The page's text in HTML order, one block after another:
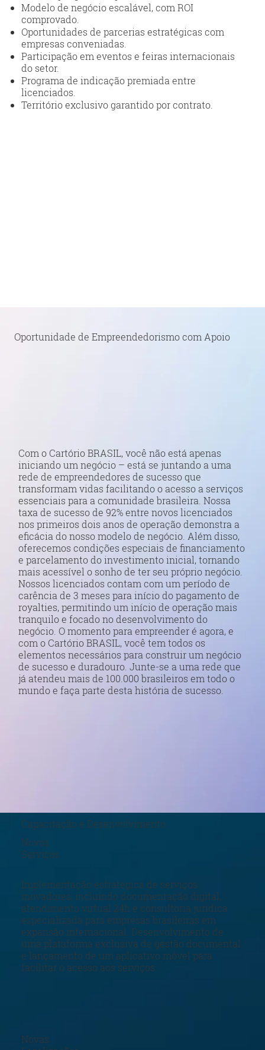
Modelo de negócio escalável, com ROI
comprovado.
Oportunidades de parcerias estratégicas com
empresas conveniadas.
Participação em eventos e feiras internacionais
do setor.
Programa de indicação premiada entre
licenciados.
Território exclusivo garantido por contrato.
Oportunidade de Empreendedorismo com Apoio
Com o Cartório BRASIL, você não está apenas
iniciando um negócio – está se juntando a uma
rede de empreendedores de sucesso que
transformam vidas facilitando o acesso a serviços
essenciais para a comunidade brasileira. Nossa
taxa de sucesso de 92% entre novos licenciados
nos primeiros dois anos de operação demonstra a
eficácia do nosso modelo de negócio. Além disso,
oferecemos condições especiais de financiamento
e parcelamento do investimento inicial, tornando
mais acessível o sonho de ter seu próprio negócio.
Nossos licenciados contam com um período de
carência de 3 meses para início do pagamento de
royalties, permitindo um início de operação mais
tranquilo e focado no desenvolvimento do
negócio. O momento para empreender é agora, e
com o Cartório BRASIL, você tem todos os
elementos necessários para construir um negócio
de sucesso e duradouro. Junte-se a uma rede que
já atendeu mais de 100.000 brasileiros em todo o
mundo e faça parte desta história de sucesso.
Implementação estratégica de serviços
inovadores, incluindo documentação digital,
atendimento virtual 24h e consultoria jurídica
especializada para empresas brasileiras em
expansão internacional. Desenvolvimento de
uma plataforma exclusiva de gestão documental
e lançamento de um aplicativo móvel para
facilitar o acesso aos serviços.
Novos
Serviços
Novas
Capacitação e Desenvolvimento